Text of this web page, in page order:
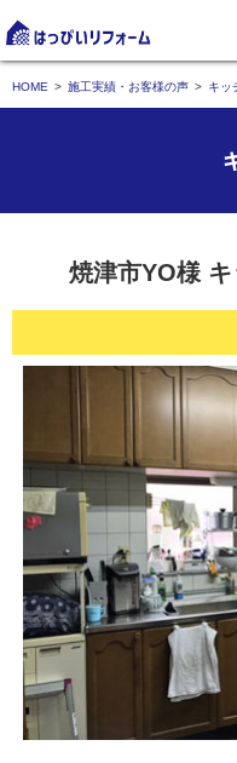
HOME 施工実績・お客様の声 キッ
焼津市YO様